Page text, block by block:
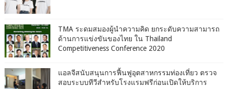
TMA ระดมสมองผู้นำความคิด ยกระดับความสามารถ
ด้านการแข่งขันของไทย ใน Thailand
Competitiveness Conference 2020
แอลจีสนับสนุนการฟื้นฟูอุตสาหกรรมท่องเที่ยว ตรวจ
สอบระบบทีวีสำหรับโรงแรมฟรีก่อนเปิดให้บริการ